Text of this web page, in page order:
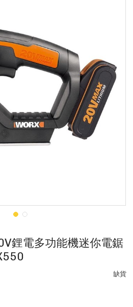
鋰電多功能機迷你電鋸
缺貨